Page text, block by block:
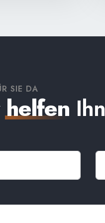
SIE DA
helfen